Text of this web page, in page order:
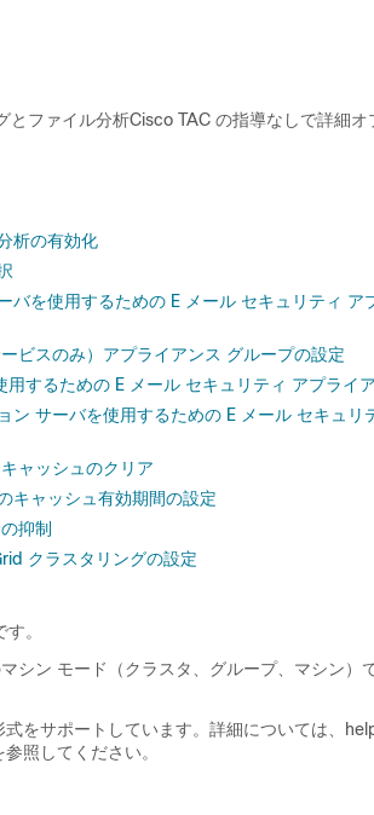
とファイル分析Cisco TAC の指導なしで詳細オ
析の有効化
バを使用するための E メール セキュリティ ア
ビスのみ）アプライアンス グループの設定
するための E メール セキュリティ アプライ
ン サーバを使用するための E メール セキュリ
ャッシュのクリア
キャッシュ有効期間の設定
抑制
クラスタリングの設定
。
シン モード（クラスタ、グループ、マシン）
をサポートしています。詳細については、
照してください。